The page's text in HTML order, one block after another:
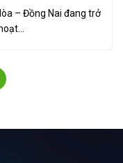
– Đồng Nai đang trở